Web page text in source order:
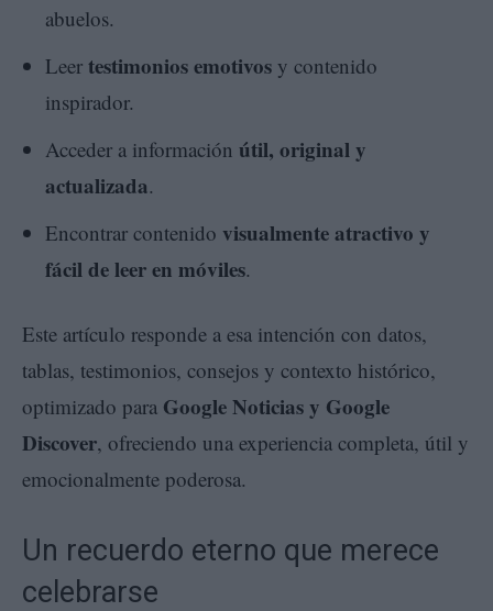
abuelos.
Leer testimonios emotivos y contenido
inspirador.
Acceder a información útil, original y
actualizada.
Encontrar contenido visualmente atractivo y
fácil de leer en móviles.
Este artículo responde a esa intención con datos,
tablas, testimonios, consejos y contexto histórico,
optimizado para Google Noticias y Google
Discover, ofreciendo una experiencia completa, útil y
emocionalmente poderosa.
Un recuerdo eterno que merece
celebrarse